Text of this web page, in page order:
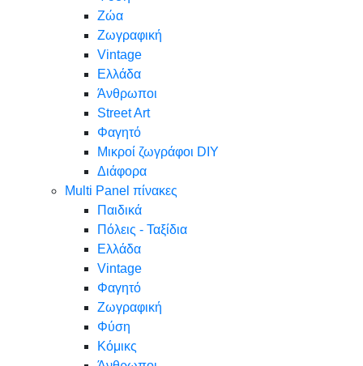
Ζώα
Ζωγραφική
Vintage
Ελλάδα
Άνθρωποι
Street Art
Φαγητό
Μικροί ζωγράφοι DIY
Διάφορα
Multi Panel πίνακες
Παιδικά
Πόλεις - Ταξίδια
Ελλάδα
Vintage
Φαγητό
Ζωγραφική
Φύση
Κόμικς